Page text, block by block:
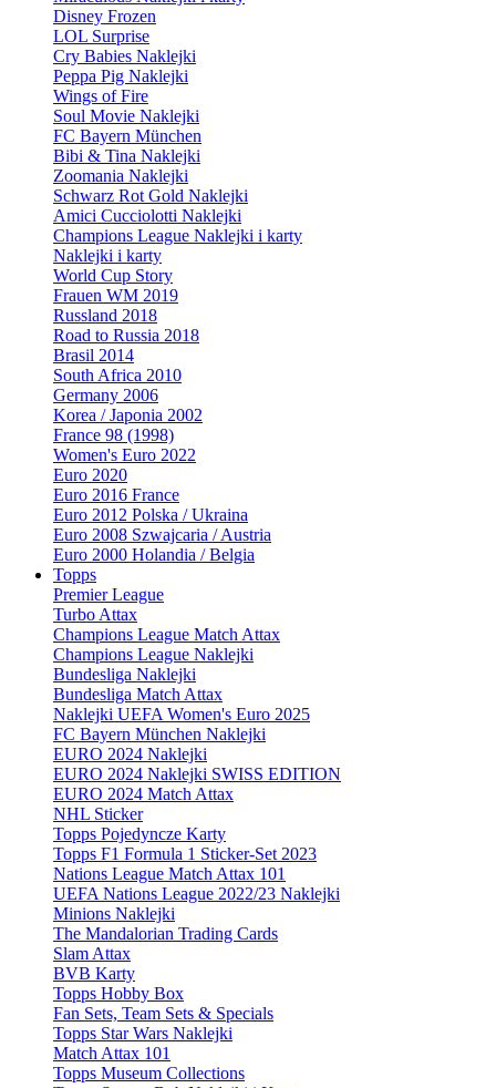
Disney Frozen
LOL Surprise
Cry Babies Naklejki
Peppa Pig Naklejki
Wings of Fire
Soul Movie Naklejki
FC Bayern München
Bibi & Tina Naklejki
Zoomania Naklejki
Schwarz Rot Gold Naklejki
Amici Cucciolotti Naklejki
Champions League Naklejki i karty
Naklejki i karty
World Cup Story
Frauen WM 2019
Russland 2018
Road to Russia 2018
Brasil 2014
South Africa 2010
Germany 2006
Korea / Japonia 2002
France 98 (1998)
Women's Euro 2022
Euro 2020
Euro 2016 France
Euro 2012 Polska / Ukraina
Euro 2008 Szwajcaria / Austria
Euro 2000 Holandia / Belgia
Topps
Premier League
Turbo Attax
Champions League Match Attax
Champions League Naklejki
Bundesliga Naklejki
Bundesliga Match Attax
Naklejki UEFA Women's Euro 2025
FC Bayern München Naklejki
EURO 2024 Naklejki
EURO 2024 Naklejki SWISS EDITION
EURO 2024 Match Attax
NHL Sticker
Topps Pojedyncze Karty
Topps F1 Formula 1 Sticker-Set 2023
Nations League Match Attax 101
UEFA Nations League 2022/23 Naklejki
Minions Naklejki
The Mandalorian Trading Cards
Slam Attax
BVB Karty
Topps Hobby Box
Fan Sets, Team Sets & Specials
Topps Star Wars Naklejki
Match Attax 101
Topps Museum Collections